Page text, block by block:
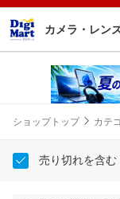
カメラ・レン
ショップトップ カテ
売り切れを含む